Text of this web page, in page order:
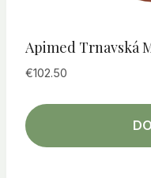
Apimed Trnavská
€102.50